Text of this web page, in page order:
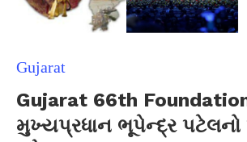
Gujarat
Gujarat 66th
મુખ્યપ્રધાન ભૂપેન્દ્ર